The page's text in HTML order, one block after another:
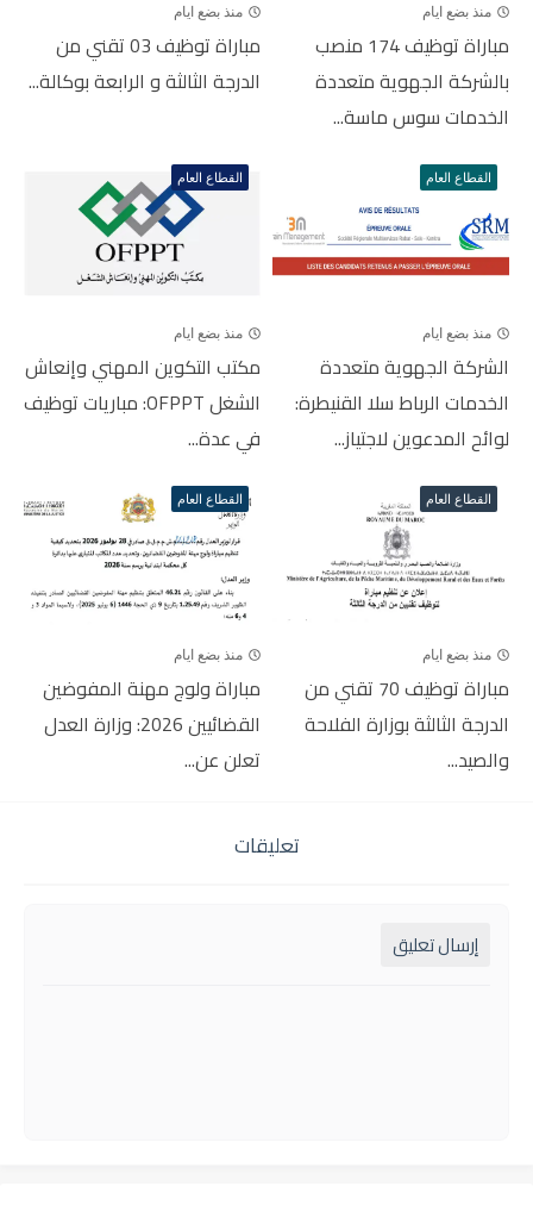
منذ بضع ايام
مباراة توظيف 174 منصب
بالشركة الجهوية متعددة
الخدمات سوس ماسة...
منذ بضع ايام
مباراة توظيف 03 تقني من
الدرجة الثالثة و الرابعة بوكالة...
القطاع العام
منذ بضع ايام
الشركة الجهوية متعددة
الخدمات الرباط سلا القنيطرة:
لوائح المدعوين لاجتياز...
القطاع العام
منذ بضع ايام
مكتب التكوين المهني وإنعاش
الشغل OFPPT: مباريات توظيف
في عدة...
القطاع العام
منذ بضع ايام
مباراة توظيف 70 تقني من
الدرجة الثالثة بوزارة الفلاحة
والصيد...
القطاع العام
منذ بضع ايام
مباراة ولوج مهنة المفوضين
القضائيين 2026: وزارة العدل
تعلن عن...
تعليقات
إرسال تعليق